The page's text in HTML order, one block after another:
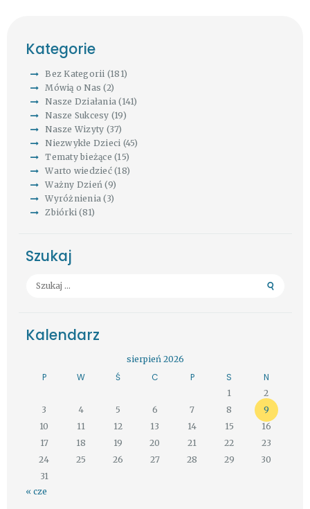
Kategorie
Bez Kategorii (181)
Mówią o Nas (2)
Nasze Działania (141)
Nasze Sukcesy (19)
Nasze Wizyty (37)
Niezwykłe Dzieci (45)
Tematy bieżące (15)
Warto wiedzieć(18)
Ważny Dzień (9)
Wyróżnienia (3)
Zbiórki (81)
Szukaj
Szukaj:
Kalendarz
sierpień 2026
P W Ś C P S N
1
2
3
4 5 6 7 8
9
10
11 12 13 14 15
16
17
18 19 20 21 22
23
24
25 26 27 28 29
30
31
« cze